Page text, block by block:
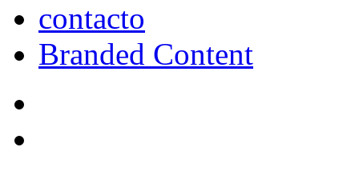
contacto
Branded Content